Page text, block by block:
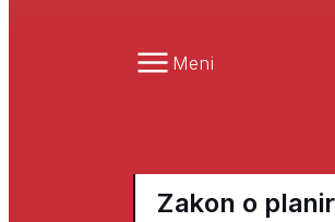
Meni
Zakon o